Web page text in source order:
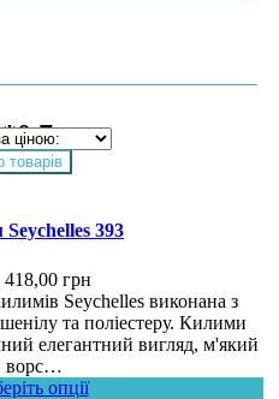
товарів
393
418,00 грн
Seychelles виконана з
та поліестеру. Килими
елегантний вигляд, м'який
ворс…
опції